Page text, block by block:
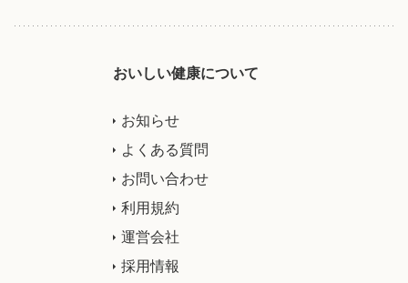
おいしい健康について
お知らせ
よくある質問
お問い合わせ
利用規約
運営会社
採用情報